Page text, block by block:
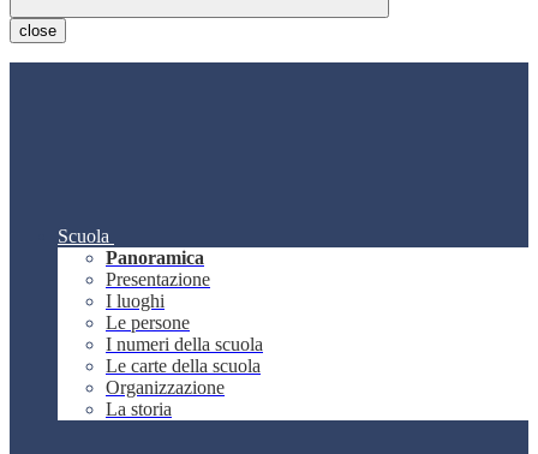
close
Scuola
Panoramica
Presentazione
I luoghi
Le persone
I numeri della scuola
Le carte della scuola
Organizzazione
La storia